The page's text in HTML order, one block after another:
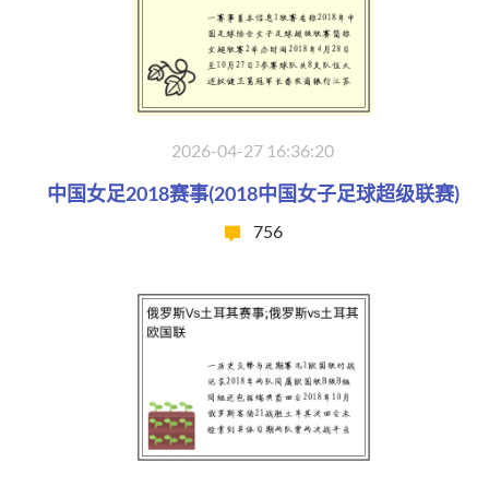
2026-04-27 16:36:20
中国女足2018赛事(2018中国女子足球超级联赛)
756